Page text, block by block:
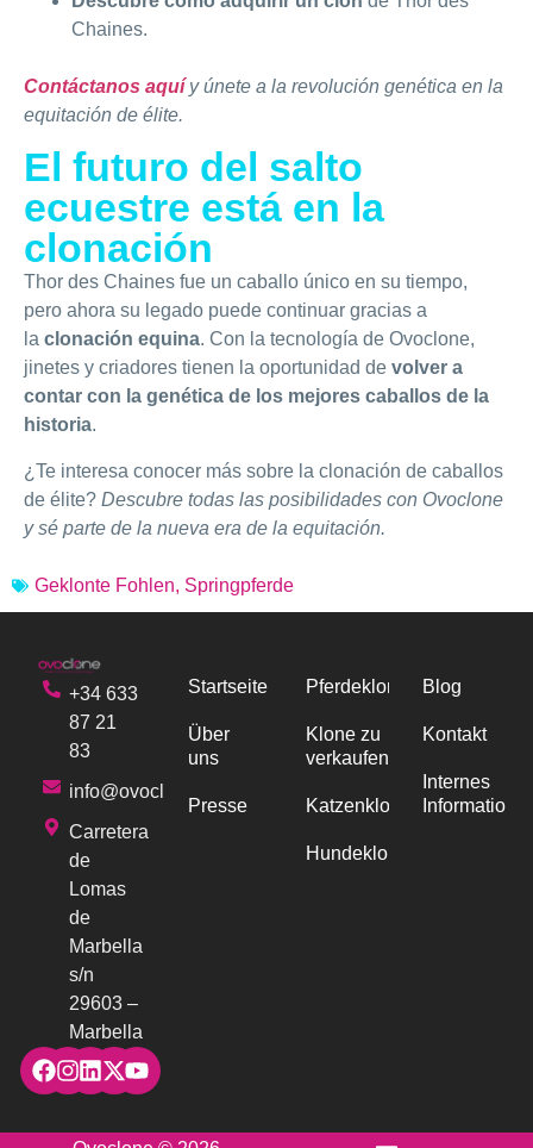
Chaines.
Contáctanos aquí y únete a la revolución genética en la
equitación de élite.
El futuro del salto
ecuestre está en la
clonación
Thor des Chaines fue un caballo único en su tiempo,
pero ahora su legado puede continuar gracias a
la clonación equina. Con la tecnología de Ovoclone,
jinetes y criadores tienen la oportunidad de volver a
contar con la genética de los mejores caballos de la
historia.
¿Te interesa conocer más sobre la clonación de caballos
de élite? Descubre todas las posibilidades con Ovoclone
y sé parte de la nueva era de la equitación.
Geklonte Fohlen, Springpferde
+34 633
87 21
83
info@ovoclone.com
Carretera
de
Lomas
de
Marbella
s/n
29603 –
Marbella
Startseite
Über
uns
Presse
Pferdeklonen
Klone zu
verkaufen
Katzenklonen
Hundeklonen
Blog
Kontakt
Internes